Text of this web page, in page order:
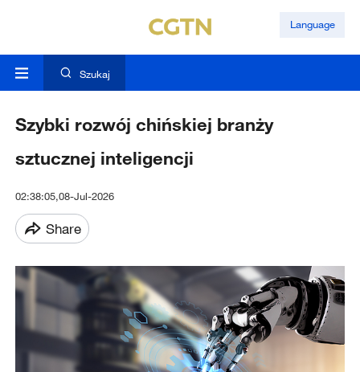
Language
Szukaj
Szybki rozwój chińskiej branży
sztucznej inteligencji
02:38:05,08-Jul-2026
Share